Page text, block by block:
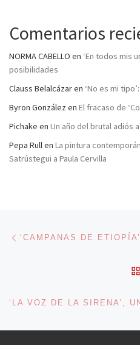
Comentarios
NORMA CABELLO en ‘En todos mis
posibilidades
Clauss Belalcázaren ‘No es mi
Byron González en El fracaso de
Pichake en Un año del brutal adiós a
Pepa Rullen La pintura
Satrústegui a Paula Cervilla
Navegación de